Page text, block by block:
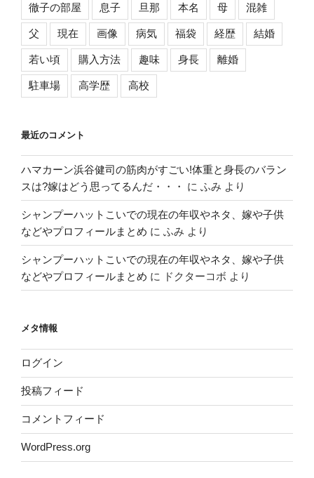
徹子の部屋 息子 旦那 本名 母 混雑
父 現在 画像 病気 福袋 経歴 結婚
若い頃 購入方法 趣味 身長 離婚
駐車場 高学歴 高校
最近のコメント
ハマカーン浜谷健司の筋肉がすごい!体重と身長のバラン
スは?嫁はどう思ってるんだ・・・
に ふみ より
シャンプーハットこいでの現在の年収やネタ、嫁や子供
などやプロフィールまとめ に ふみ より
シャンプーハットこいでの現在の年収やネタ、嫁や子供
などやプロフィールまとめ に ドクターコボ より
メタ情報
ログイン
投稿フィード
コメントフィード
WordPress.org